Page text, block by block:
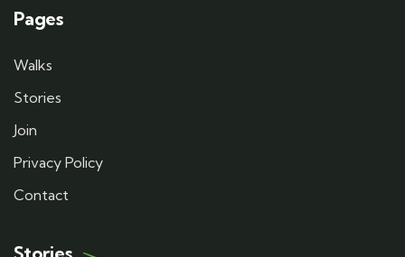
Pages
Walks
Stories
Join
Privacy Policy
Contact